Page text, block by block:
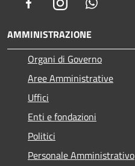
AMMINISTRAZIONE
Organi di Governo
Aree Amministrative
Uffici
Enti e fondazioni
Politici
Personale Amministrativo